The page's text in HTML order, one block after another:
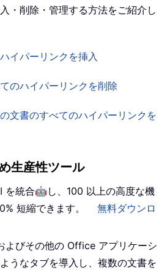
・削除・管理する方法をご紹介し
イパーリンクを挿入
のハイパーリンクを削除
文書のすべてのハイパーリンクを
生産性ツール
を統合🤖 し、100 以上の高度な機
短縮できます。
無料ダウンロ
よびその他の Office アプリケーシ
うなタブを導入し、複数の文書を